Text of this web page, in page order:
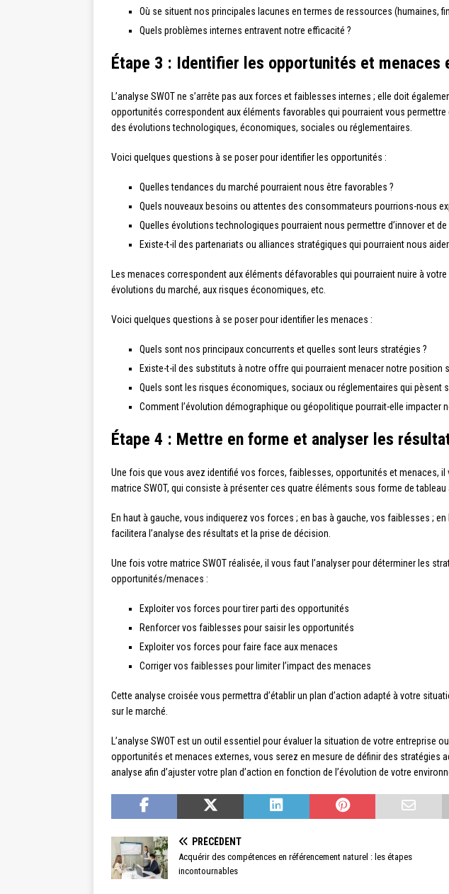
Où se situent nos principales lacunes en termes de ressources (humaines,
Quels problèmes internes entravent notre efficacité ?
Étape 3 : Identifier les opportunités et menaces
L’analyse SWOT ne s’arrête pas aux forces et faiblesses internes ; elle doit
opportunités correspondent aux éléments favorables qui pourraient vous
des évolutions technologiques, économiques, sociales ou réglementaires.
Voici quelques questions à se poser pour identifier les opportunités :
Quelles tendances du marché pourraient nous être favorables ?
Quels nouveaux besoins ou attentes des consommateurs pourrions-nous
Quelles évolutions technologiques pourraient nous permettre d’innover et
Existe-t-il des partenariats ou alliances stratégiques qui pourraient nous
Les menaces correspondent aux éléments défavorables qui pourraient nuire à
évolutions du marché, aux risques économiques, etc.
Voici quelques questions à se poser pour identifier les menaces :
Quels sont nos principaux concurrents et quelles sont leurs stratégies ?
Existe-t-il des substituts à notre offre qui pourraient menacer notre position
Quels sont les risques économiques, sociaux ou réglementaires qui pèsent
Comment l’évolution démographique ou géopolitique pourrait-elle impacter
Étape 4 : Mettre en forme et analyser les
Une fois que vous avez identifié vos forces, faiblesses, opportunités et menaces,
matrice SWOT, qui consiste à présenter ces quatre éléments sous forme de tableau
En haut à gauche, vous indiquerez vos forces ; en bas à gauche, vos faiblesses ;
facilitera l’analyse des résultats et la prise de décision.
Une fois votre matrice SWOT réalisée, il vous faut l’analyser pour déterminer les
opportunités/menaces :
Exploiter vos forces pour tirer parti des opportunités
Renforcer vos faiblesses pour saisir les opportunités
Exploiter vos forces pour faire face aux menaces
Corriger vos faiblesses pour limiter l’impact des menaces
Cette analyse croisée vous permettra d’établir un plan d’action adapté à votre
sur le marché.
L’analyse SWOT est un outil essentiel pour évaluer la situation de votre
opportunités et menaces externes, vous serez en mesure de définir des stratégies
analyse afin d’ajuster votre plan d’action en fonction de l’évolution de votre
PRÉCÉDENT
Acquérir des compétences en référencement naturel : les étapes
incontournables